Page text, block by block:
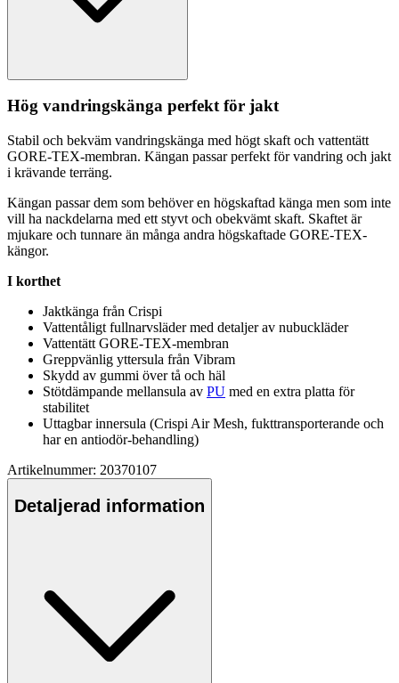
Hög vandringskänga perfekt för jakt
Stabil och bekväm vandringskänga med högt skaft och vattentätt
GORE-TEX-membran. Kängan passarperfekt för vandring och jakt
i krävande terräng.
Kängan passar dem som behöver en högskaftad känga men som inte
vill ha nackdelarna med ett styvt och obekvämt skaft. Skaftet är
mjukare och tunnare än många andra högskaftade GORE-TEX-
kängor.
I korthet
Jaktkänga från Crispi
Vattentåligt fullnarvsläder med detaljer av nubuckläder
Vattentätt GORE-TEX-membran
Greppvänlig yttersula från Vibram
Skydd av gummi över tå och häl
Stötdämpande mellansula av PU med en extra platta för
stabilitet
Uttagbar innersula (Crispi Air Mesh, fukttransporterande och
har en antiodör-behandling)
Artikelnummer: 20370107
Detaljerad information